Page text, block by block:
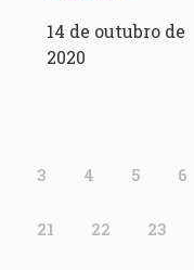
14 de outubro de
2020
3 4 5 6
21 22 23